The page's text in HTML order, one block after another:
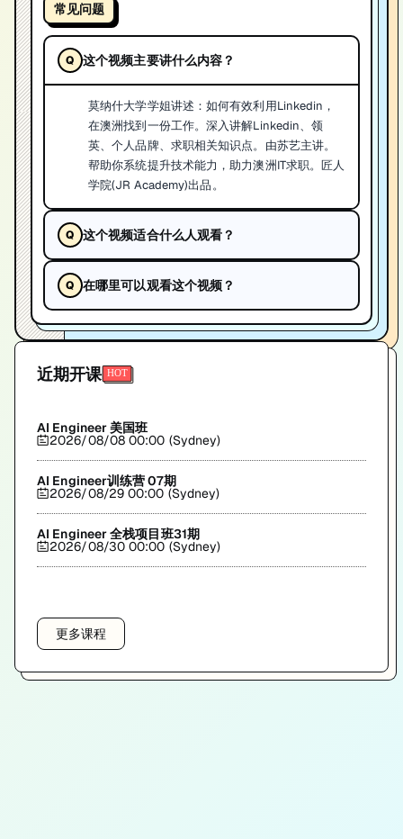
常见问题
这个视频主要讲什么内容？
莫纳什大学学姐讲述：如何有效利用Linkedin，
在澳洲找到一份工作。深入讲解Linkedin、领
英、个人品牌、求职相关知识点。由苏艺主讲。
帮助你系统提升技术能力，助力澳洲IT求职。匠人
学院(JR Academy)出品。
这个视频适合什么人观看？
在哪里可以观看这个视频？
近期开课
AI Engineer 美国班
2026/08/08 00:00 (Sydney)
AI Engineer训练营 07期
2026/08/29 00:00 (Sydney)
AI Engineer 全栈项目班31期
2026/08/30 00:00 (Sydney)
更多课程